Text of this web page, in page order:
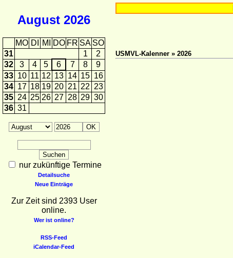
August 2026
MO DI MI DO FR SA SO
31
1
2
32
3 4 5 6 7 8
9
33 10 11 12 13 14 15 16
34 17 18 19 20 21 22 23
35 24 25 26 27 28 29 30
36 31
nur zukünftige Termine
Detailsuche
Neue Einträge
Zur Zeit sind 2393 User
online.
Wer ist online?
RSS-Feed
iCalendar-Feed
USMVL-Kalenner » 2026